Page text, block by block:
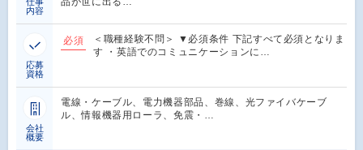
内容
応募
資格
必須
＜職種経験不問＞ ▼必須条件 下記すべて必須となりま
す ・英語でのコミュニケーションに…
会社
概要
電線・ケーブル、電力機器部品、巻線、光ファイバケーブ
ル、情報機器用ローラ、免震・…